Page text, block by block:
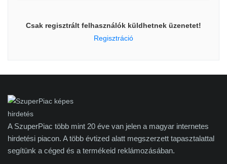
Csak regisztrált felhasználók küldhetnek üzenetet!
Regisztráció
A SzuperPiac több mint 20 éve van jelen a magyar internetes
hirdetési piacon. A több évtized alatt megszerzett tapasztalattal
segítünk a céged és a termékeid reklámozásában.